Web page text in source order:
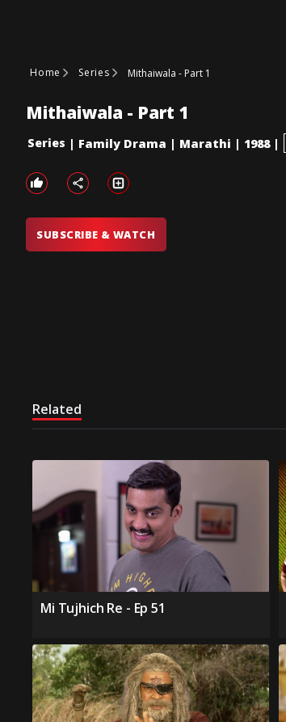
Home Series Mithaiwala - Part 1
Mithaiwala - Part 1
Series | Family Drama | Marathi | 1988 |
SUBSCRIBE & WATCH
Related
Mi Tujhich Re - Ep 51